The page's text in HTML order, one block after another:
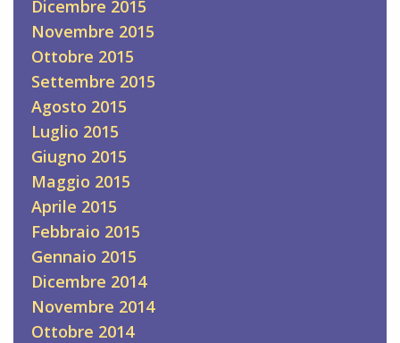
Dicembre 2015
Novembre 2015
Ottobre 2015
Settembre 2015
Agosto 2015
Luglio 2015
Giugno 2015
Maggio 2015
Aprile 2015
Febbraio 2015
Gennaio 2015
Dicembre 2014
Novembre 2014
Ottobre 2014